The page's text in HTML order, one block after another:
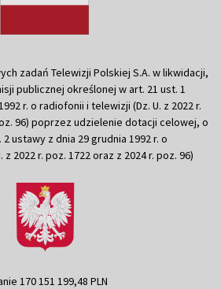
zadań Telewizji Polskiej S.A. w likwidacji,
publicznej określonej w art. 21 ust. 1
r. o radiofonii i telewizji (Dz. U. z 2022 r.
96) poprzez udzielenie dotacji celowej, o
ustawy z dnia 29 grudnia 1992 r. o
2022 r. poz. 1722 oraz z 2024 r. poz. 96)
170 151 199,48 PLN